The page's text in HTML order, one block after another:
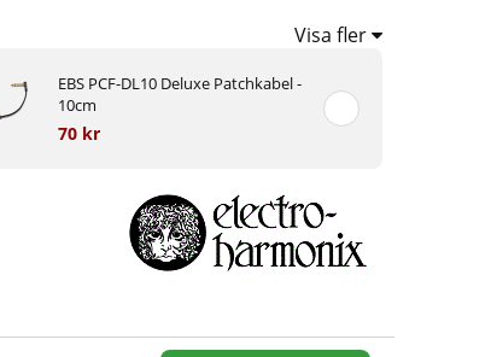
Visa fler
EBS PCF-DL10 Deluxe Patchkabel -
10cm
70 kr